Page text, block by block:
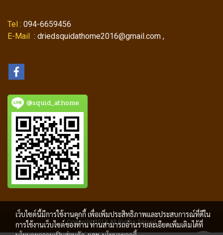
Tel : 094-6659456
E-Mail : driedsquidathome2016@gmail.com ,
@squid_athome
Copyright 2018 All Rigths Served
เว็บไซต์นี้มีการใช้งานคุกกี้ เพื่อเพิ่มประสิทธิภาพและประสบการณ์ที่ดีใน
การใช้งานเว็บไซต์ของท่าน ท่านสามารถอ่านรายละเอียดเพิ่มเติมได้ที่